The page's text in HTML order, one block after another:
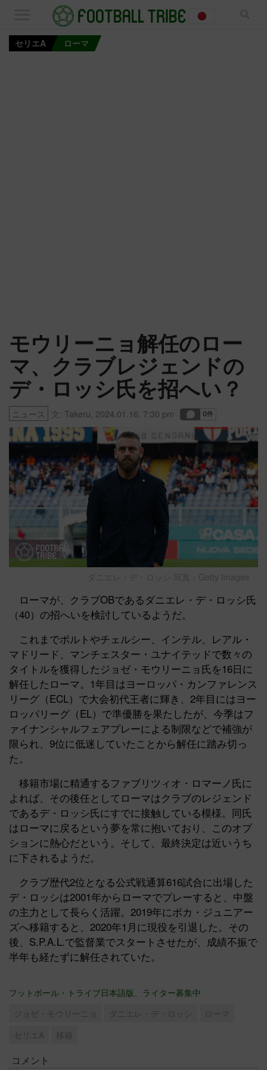
セリエA ローマ
モウリーニョ解任のロー
マ、クラブレジェンドの
デ・ロッシ氏を招へい？
ニュース 文: Takeru 2024.01.16. 7:30 pm
ダニエレ・デ・ロッシ 写真：Getty Images
ローマが、クラブOBであるダニエレ・デ・ロッシ氏
（40）の招へいを検討しているようだ。
これまでポルトやチェルシー、インテル、レアル・
マドリード、マンチェスター・ユナイテッドで数々の
タイトルを獲得したジョゼ・モウリーニョ氏を16日に
解任したローマ。1年目はヨーロッパ・カンファレンス
リーグ（ECL）で大会初代王者に輝き、2年目にはヨー
ロッパリーグ（EL）で準優勝を果たしたが、今季はフ
ァイナンシャルフェアプレーによる制限などで補強が
限られ、9位に低迷していたことから解任に踏み切っ
た。
移籍市場に精通するファブリツィオ・ロマーノ氏に
よれば、その後任としてローマはクラブのレジェンド
であるデ・ロッシ氏にすでに接触している模様。同氏
はローマに戻るという夢を常に抱いており、このオプ
ションに熱心だという。そして、最終決定は近いうち
に下されるようだ。
クラブ歴代2位となる公式戦通算616試合に出場した
デ・ロッシは2001年からローマでプレーすると、中盤
の主力として長らく活躍。2019年にボカ・ジュニアー
ズへ移籍すると、2020年1月に現役を引退した。その
後、S.P.A.L.で監督業でスタートさせたが、成績不振で
半年も経たずに解任されていた。
フットボール・トライブ日本語版、ライター募集中
ジョゼ・モウリーニョ ダニエレ・デ・ロッシ
ローマ
セリエA
移籍